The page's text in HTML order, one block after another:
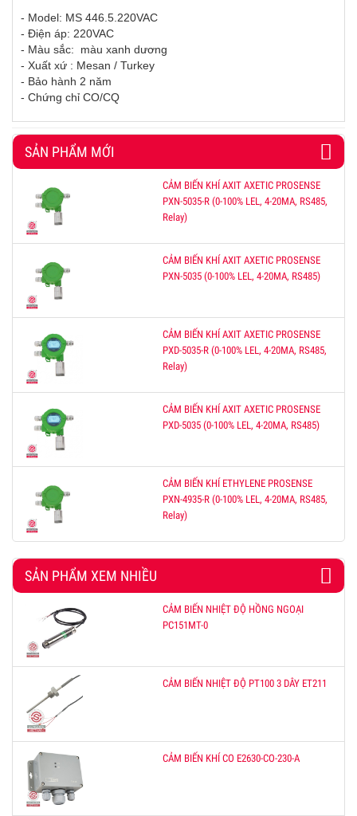
- Model: MS 446.5.220VAC
- Điện áp: 220VAC
- Màu sắc: màu xanh dương
- Xuất xứ : Mesan / Turkey
- Bảo hành 2 năm
- Chứng chỉ CO/CQ
SẢN PHẨM MỚI
CẢM BIẾN KHÍ AXIT AXETIC PROSENSE
PXN-5035-R (0-100% LEL, 4-20MA, RS485,
Relay)
CẢM BIẾN KHÍ AXIT AXETIC PROSENSE
PXN-5035 (0-100% LEL, 4-20MA, RS485)
CẢM BIẾN KHÍ AXIT AXETIC PROSENSE
PXD-5035-R (0-100% LEL, 4-20MA, RS485,
Relay)
CẢM BIẾN KHÍ AXIT AXETIC PROSENSE
PXD-5035 (0-100% LEL, 4-20MA, RS485)
CẢM BIẾN KHÍ ETHYLENE PROSENSE
PXN-4935-R (0-100% LEL, 4-20MA, RS485,
Relay)
SẢN PHẨM XEM NHIỀU
CẢM BIẾN NHIỆT ĐỘ HỒNG NGOẠI
PC151MT-0
CẢM BIẾN NHIỆT ĐỘ PT100 3 DÂY ET211
CẢM BIẾN KHÍ CO E2630-CO-230-A